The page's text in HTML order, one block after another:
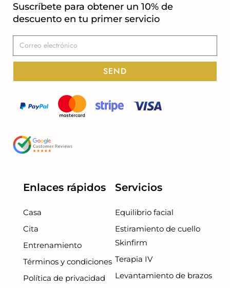
Suscríbete para obtener un 10% de
descuento en tu primer servicio
SEND
Enlaces rápidos
Casa
Cita
Entrenamiento
Términos y condiciones
Política de privacidad
Servicios
Equilibrio facial
Estiramiento de cuello
Skinfirm
Terapia IV
Levantamiento de brazos